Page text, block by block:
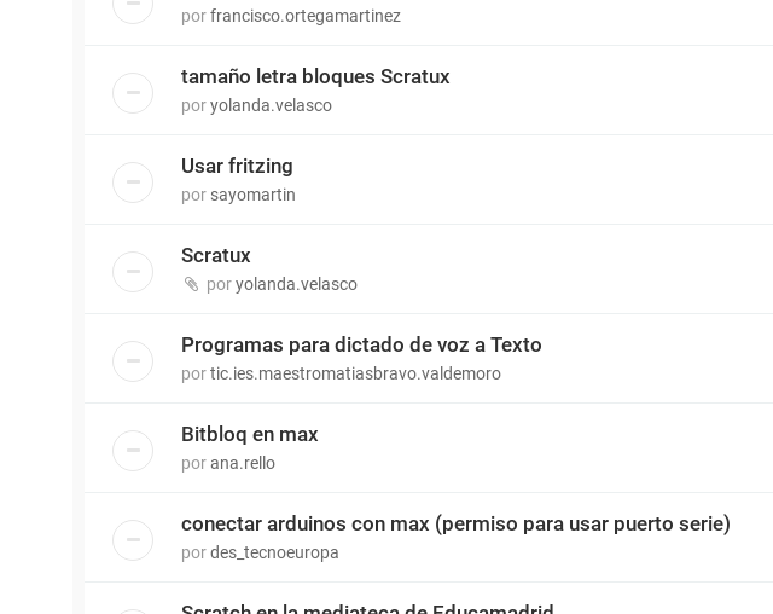
porfrancisco.ortegamartinez
tamaño letra bloques Scratux
poryolanda.velasco
Usar fritzing
por sayomartin
Scratux
poryolanda.velasco
Programas para dictado de voz a Texto
portic.ies.maestromatiasbravo.valdemoro
Bitbloq en max
porana.rello
conectar arduinos con max (permiso para usar puerto serie)
pordes_tecnoeuropa